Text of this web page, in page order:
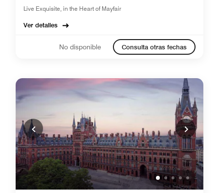
Live Exquisite, in the Heart of Mayfair
Ver detalles
No disponible Consulta otras fechas